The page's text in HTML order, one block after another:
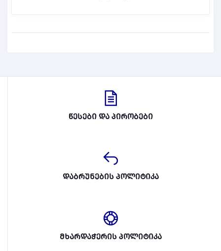
წესები და პირობები
დაბრუნების პოლიტიკა
მხარდაჭერის პოლიტიკა